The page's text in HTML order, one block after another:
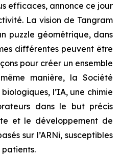
efficaces, annonce ce jour
La vision de Tangram
puzzle géométrique, dans
différentes peuvent être
pour créer un ensemble
manière, la Société
l’IA, une chimie
dans le but précis
et le développement de
sur l’ARNi, susceptibles